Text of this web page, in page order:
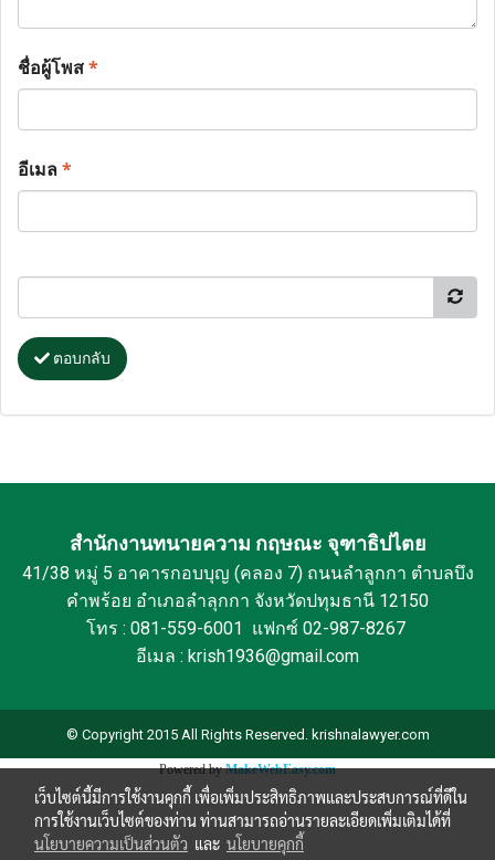
ชื่อผู้โพส*
อีเมล*
ตอบกลับ
สำนักงานทนายความ กฤษณะ จุฑาธิปไตย
41/38 หมู่ 5 อาคารกอบบุญ (คลอง 7) ถนนลำลูกกา ตำบลบึง
คำพร้อย อำเภอลำลุกกา จังหวัดปทุมธานี 12150
โทร : 081-559-6001 แฟกซ์ 02-987-8267
อีเมล : krish1936@gmail.com
© Copyright 2015 All Rights Reserved. krishnalawyer.com
Powered byMakeWebEasy.com
เว็บไซต์นี้มีการใช้งานคุกกี้ เพื่อเพิ่มประสิทธิภาพและประสบการณ์ที่ดีใน
การใช้งานเว็บไซต์ของท่าน ท่านสามารถอ่านรายละเอียดเพิ่มเติมได้ที่
นโยบายความเป็นส่วนตัว และ นโยบายคุกกี้